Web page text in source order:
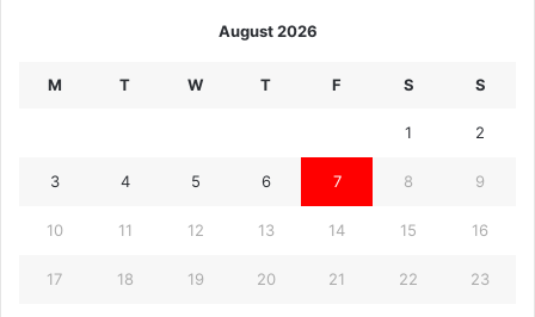
August 2026
M T W T F S S
1 2
3 4 5 6 7 8 9
10 11 12 13 14 15 16
17 18 19 20 21 22 23